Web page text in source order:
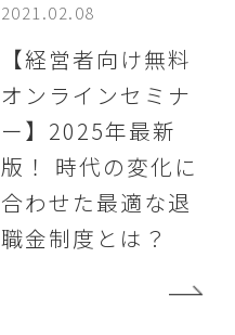
2021.02.08
【経営者向け無料
オンラインセミナ
ー】2025年最新
版！ 時代の変化に
合わせた最適な退
職金制度とは？